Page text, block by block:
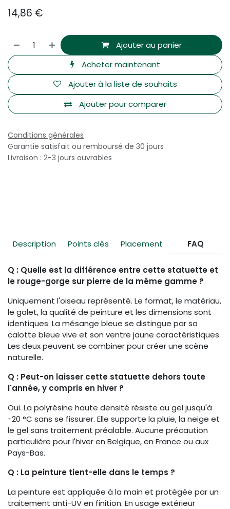
14,86 €
Ajouter au panier
Acheter maintenant
Ajouter pour comparer
Ajouter à la liste de souhaits
Conditions générales
Garantie satisfait ou remboursé de 30 jours
Livraison : 2-3 jours ouvrables
Description Points clés Placement FAQ
Q : Quelle est la différence entre cette statuette et
le rouge-gorge sur pierre de la même gamme ?
Uniquement l'oiseau représenté. Le format, le matériau,
le galet, la qualité de peinture et les dimensions sont
identiques. La mésange bleue se distingue par sa
calotte bleue vive et son ventre jaune caractéristiques.
Les deux peuvent se combiner pour créer une scène
naturelle.
Q : Peut-on laisser cette statuette dehors toute
l'année, y compris en hiver ?
Oui. La polyrésine haute densité résiste au gel jusqu'à
-20 °C sans se fissurer. Elle supporte la pluie, la neige et
le gel sans traitement préalable. Aucune précaution
particulière pour l'hiver en Belgique, en France ou aux
Pays-Bas.
Q : La peinture tient-elle dans le temps ?
La peinture est appliquée à la main et protégée par un
traitement anti-UV en finition. En usage extérieur